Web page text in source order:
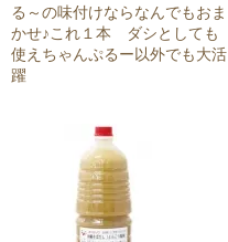
る～の味付けならなんでもおま
かせ♪これ１本 ダシとしても
使えちゃんぷるー以外でも大活
躍